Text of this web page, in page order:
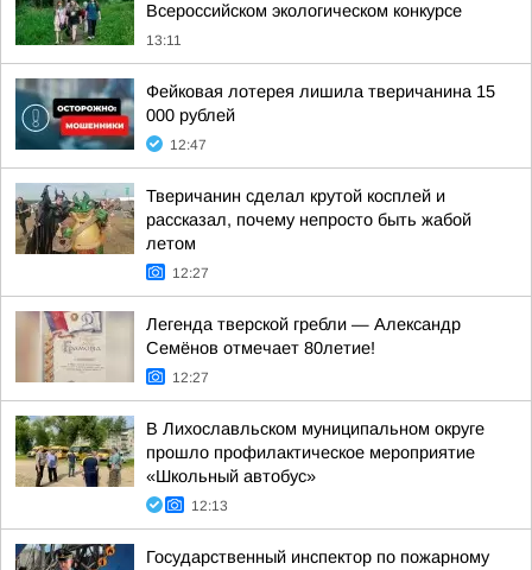
Всероссийском экологическом конкурсе
13:11
Фейковая лотерея лишила тверичанина 15
000 рублей
12:47
Тверичанин сделал крутой косплей и
рассказал, почему непросто быть жабой
летом
12:27
Легенда тверской гребли — Александр
Семёнов отмечает 80летие!
12:27
В Лихославльском муниципальном округе
прошло профилактическое мероприятие
«Школьный автобус»
12:13
Государственный инспектор по пожарному